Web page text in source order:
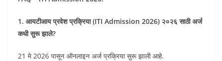
1. आयटीआय प्रवेश प्रक्रिया (ITI Admission 2026) २०२६ साठी अर्ज
कधी सुरू झाले?
21 मे 2026 पासून ऑनलाइन अर्ज प्रक्रिया सुरू झाली आहे.